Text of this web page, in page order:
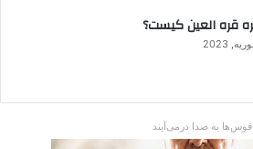
قره العین کیست؟
به صدا در‌می‌آیند